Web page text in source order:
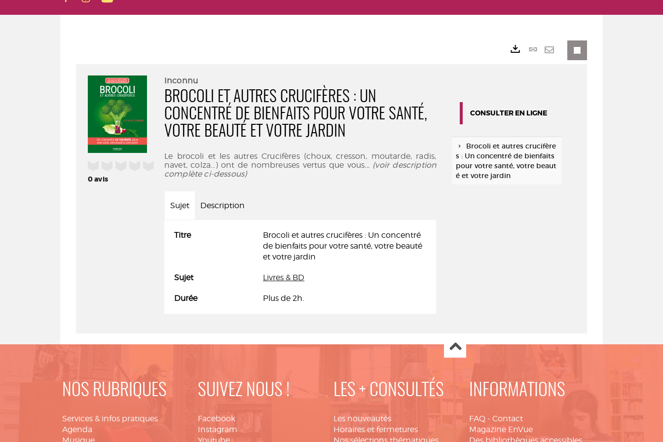
0avis
Inconnu
BROCOLI ET AUTRES CRUCIFÈRES : UN
CONCENTRÉ DE BIENFAITS POUR VOTRE SANTÉ,
VOTRE BEAUTÉ ET VOTRE JARDIN
Le brocoli et les autres Crucifères (choux, cresson, moutarde, radis,
navet, colza...) ont de nombreuses vertus que vous... (voir description
complète ci-dessous)
Sujet Description
Titre
Brocoli et autres crucifères : Un concentré
de bienfaits pour votre santé, votre beauté
et votre jardin
Sujet Livres & BD
Durée Plus de 2h.
Lien
CONSULTER EN LIGNE
Brocoli et autres crucifère
s : Un concentré de bienfaits
pour votre santé, votre beaut
é et votre jardin
NOS RUBRIQUES
Services & infos pratiques
Agenda
SUIVEZ NOUS !
Facebook
Instagram
LES + CONSULTÉS
Les nouveautés
Horaires et fermetures
INFORMATIONS
FAQ - Contact
Magazine EnVue